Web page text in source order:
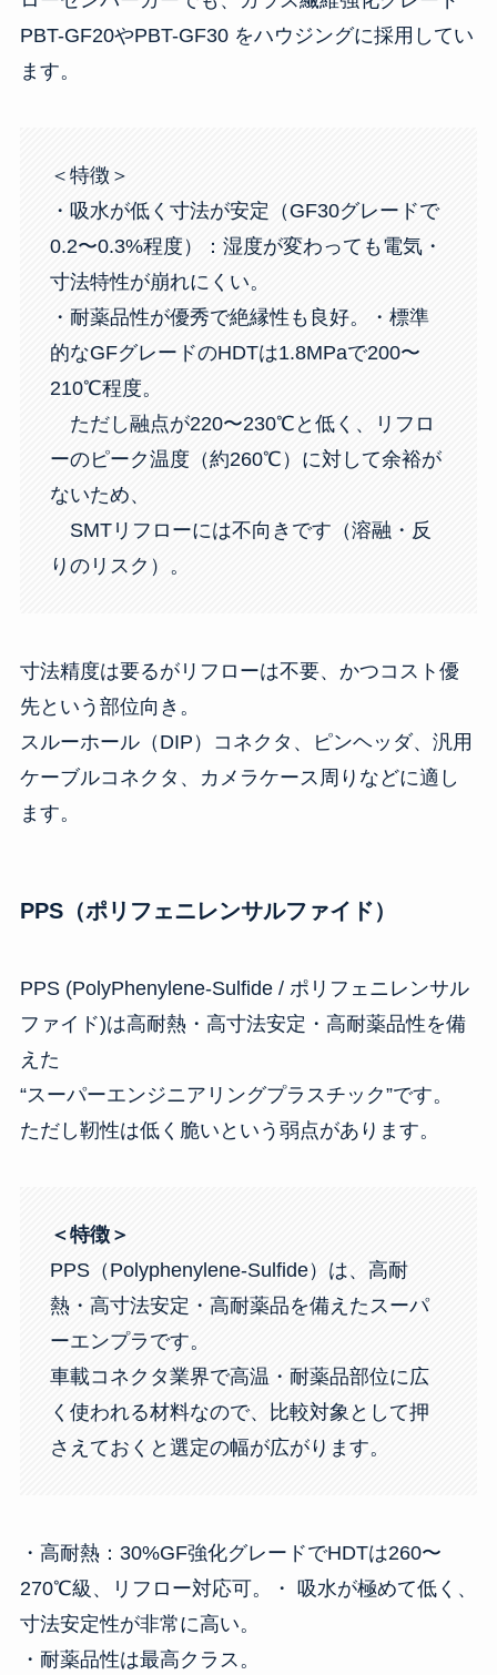
PBT-GF20やPBT-GF30 をハウジングに採用してい
ます。
＜特徴＞
・吸水が低く寸法が安定（GF30グレードで
0.2〜0.3%程度）：湿度が変わっても電気・
寸法特性が崩れにくい。
・耐薬品性が優秀で絶縁性も良好。 ・標準
的なGFグレードのHDTは1.8MPaで200〜
210℃程度。
ただし融点が220〜230℃と低く、リフロ
ーのピーク温度（約260℃）に対して余裕が
ないため、
SMTリフローには不向きです（溶融・反
りのリスク）。
寸法精度は要るがリフローは不要、かつコスト優
先という部位向き。
スルーホール（DIP）コネクタ、ピンヘッダ、汎用
ケーブルコネクタ、カメラケース周りなどに適し
ます。
PPS（ポリフェニレンサルファイド）
PPS (PolyPhenylene-Sulfide / ポリフェニレンサル
ファイド)は高耐熱・高寸法安定・高耐薬品性を備
えた
“スーパーエンジニアリングプラスチック”です。
ただし靭性は低く脆いという弱点があります。
＜特徴＞
PPS（Polyphenylene-Sulfide）は、高耐
熱・高寸法安定・高耐薬品を備えたスーパ
ーエンプラです。
車載コネクタ業界で高温・耐薬品部位に広
く使われる材料なので、比較対象として押
さえておくと選定の幅が広がります。
・高耐熱：30%GF強化グレードでHDTは260〜
270℃級、リフロー対応可。 ・ 吸水が極めて低く、
寸法安定性が非常に高い。
・耐薬品性は最高クラス。